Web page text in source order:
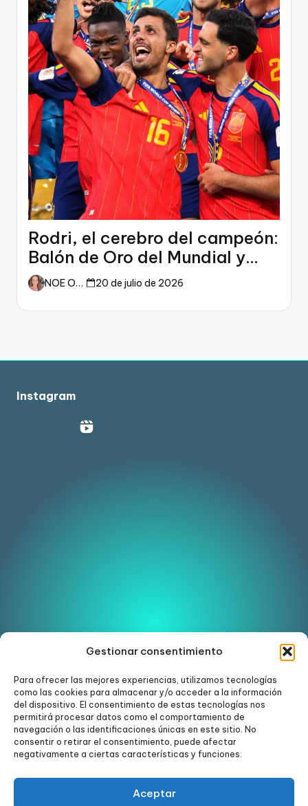
Gestionar consentimiento
Para ofrecer las mejores experiencias, utilizamos tecnologías
como las cookies para almacenar y/o acceder a la información
del dispositivo. El consentimiento de estas tecnologías nos
permitirá procesar datos como el comportamiento de
navegación o las identificaciones únicas en este sitio. No
consentir o retirar el consentimiento, puede afectar
negativamente a ciertas características y funciones.
Aceptar
Rodri, el cerebro del campeón:
Balón de Oro del Mundial y
dueño del fútbol
NOE ORTIZ 20 de julio de 2026
Instagram
Ver en Instagram